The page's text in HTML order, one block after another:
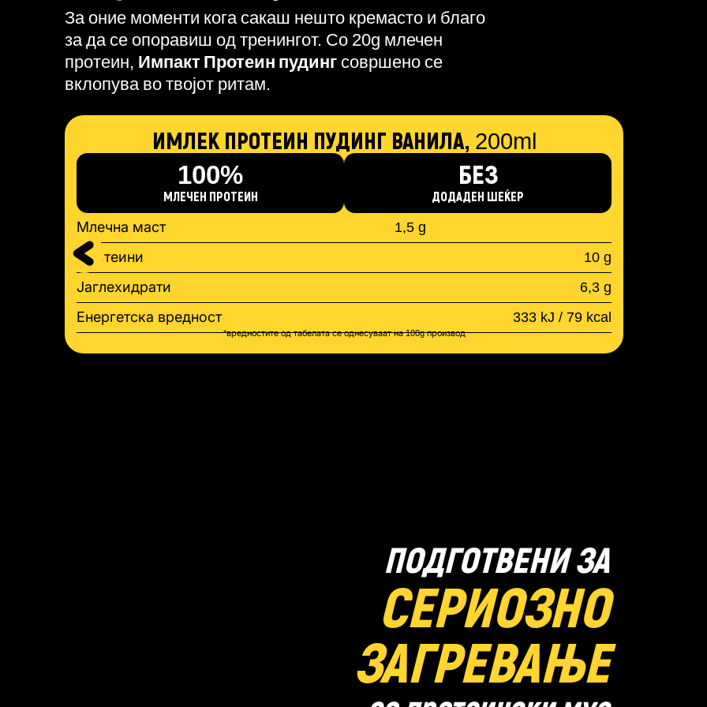
За оние моменти кога сакаш нешто кремасто и благо
за да се опоравиш од тренингот. Со 20g млечен
протеин, Импакт Протеин пудинг совршено се
вклопува во твојот ритам.
ИМЛЕК ПРОТЕИН ПУДИНГ ВАНИЛА, 200ml
100%
МЛЕЧЕН ПРОТЕИН
БЕЗ
ДОДАДЕН ШЕЌЕР
Млечна маст
1,5 g
Протеини
10 g
Јаглехидрати
6,3 g
Енергетска вредност
333 kJ / 79 kcal
*вредностите од табелата се однесуваат на 100g производ
ПОДГОТВЕНИ ЗА
СЕРИОЗНО
ЗАГРЕВАЊЕ